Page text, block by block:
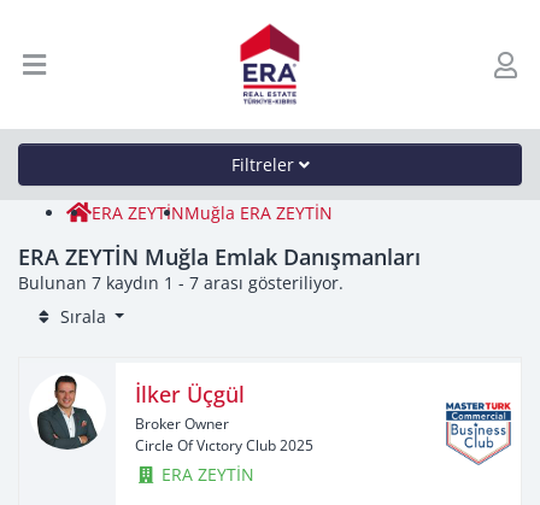
Filtreler
ERA ZEYTİNMuğla ERA ZEYTİN
ERA ZEYTİN Muğla Emlak Danışmanları
Bulunan 7 kaydın 1 - 7 arası gösteriliyor.
Sırala
İlker Üçgül
Broker Owner
Circle Of Vıctory Club 2025
ERA ZEYTİN